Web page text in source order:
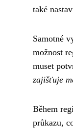
také
Samotné
možnost
muset
zajišťuje
Během
průkazu,